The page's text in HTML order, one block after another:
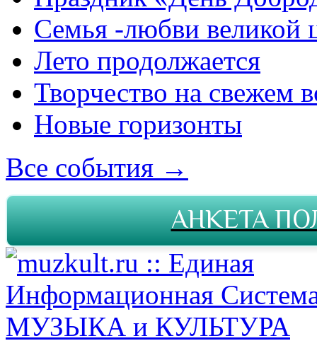
Семья -любви великой
Лето продолжается
Творчество на свежем
Новые горизонты
Все события →
АНКЕТА